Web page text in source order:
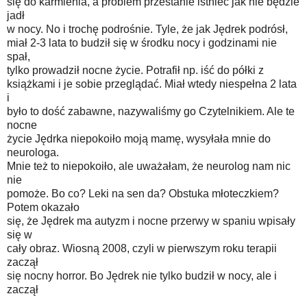
jadł
w nocy. No i trochę podrośnie. Tyle, że jak Jędrek podrósł,
miał 2-3 lata to budził się w środku nocy i godzinami nie
spał,
tylko prowadził nocne życie. Potrafił np. iść do półki z
książkami i je sobie przeglądać. Miał wtedy niespełna 2 lata
i
było to dość zabawne, nazywaliśmy go Czytelnikiem. Ale te
nocne
życie Jędrka niepokoiło moją mamę, wysyłała mnie do
neurologa.
Mnie też to niepokoiło, ale uważałam, że neurolog nam nic
nie
pomoże. Bo co? Leki na sen da? Obstuka młoteczkiem?
Potem okazało
się, że Jędrek ma autyzm i nocne przerwy w spaniu wpisały
się w
cały obraz. Wiosną 2008, czyli w pierwszym roku terapii
zaczął
się nocny horror. Bo Jędrek nie tylko budził w nocy, ale i
zaczął